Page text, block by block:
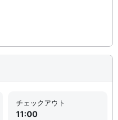
チェックアウト
11:00